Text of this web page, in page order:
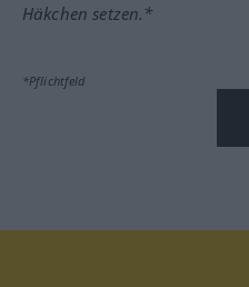
Häkchen setzen.*
*Pflichtfeld